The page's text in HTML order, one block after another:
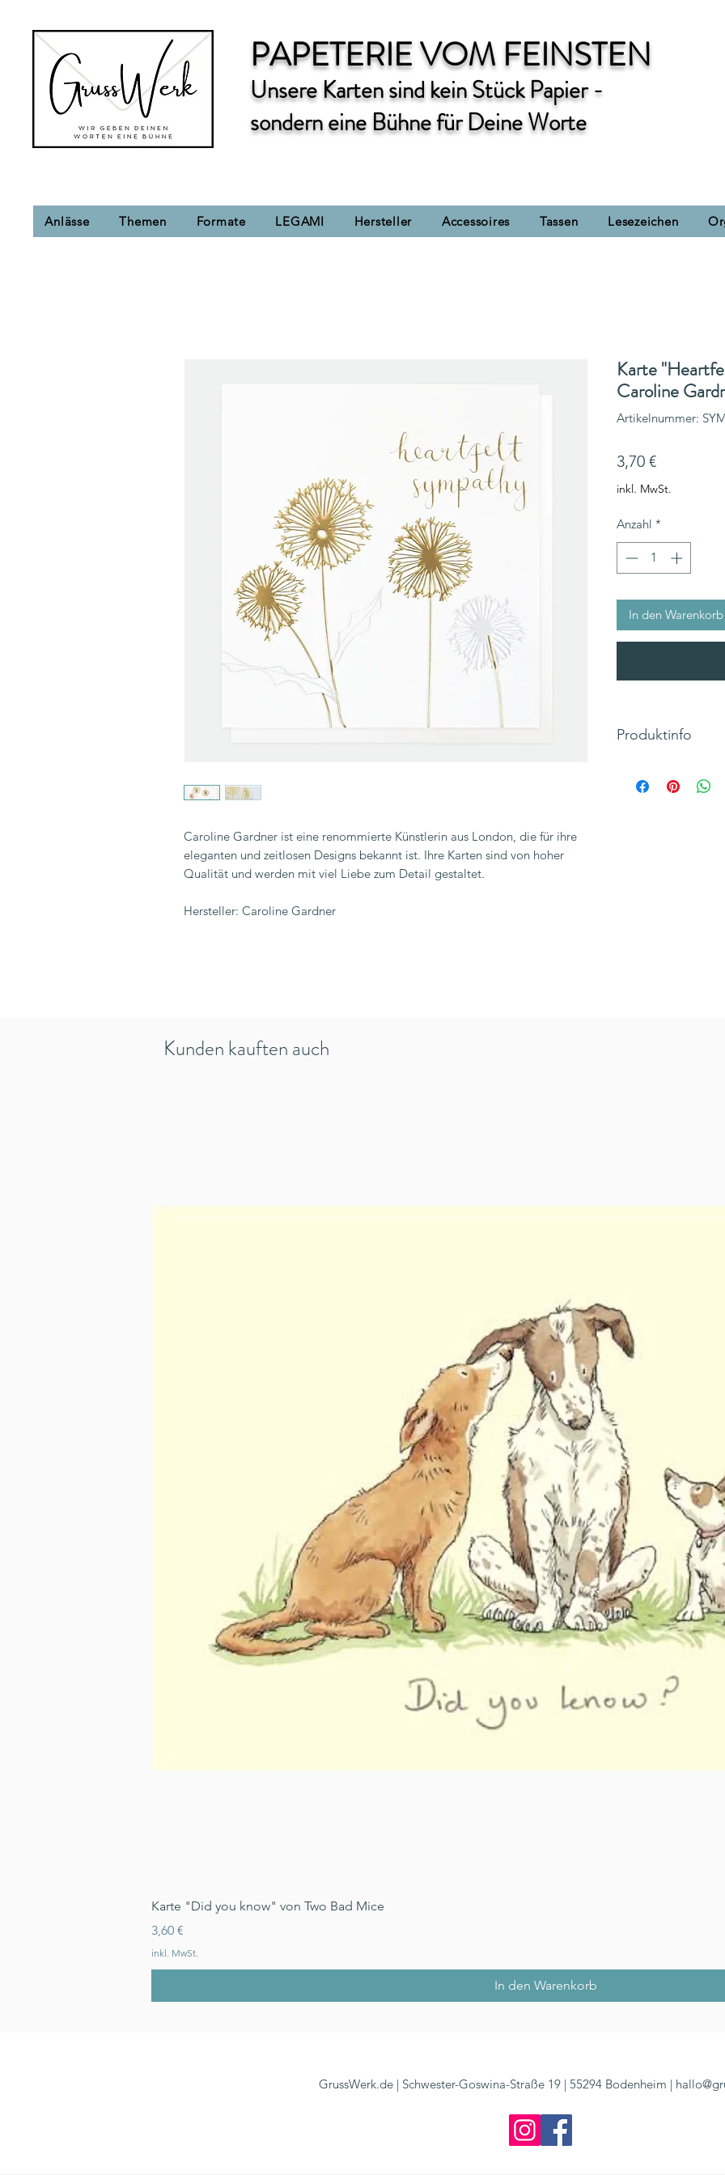
PAPETERIE VOM FEINSTEN
Unsere Karten sind kein Stück Papier -
sondern eine Bühne für Deine Worte
Anlässe Themen Formate LEGAMI Hersteller Accessoires Tassen Lesezeichen
Caroline Gardner ist eine renommierte Künstlerin aus London, die für ihre
eleganten und zeitlosen Designs bekannt ist. Ihre Karten sind von hoher
Qualität und werden mit viel Liebe zum Detail gestaltet.
Hersteller: Caroline Gardner
Karte
Caroline
Artikelnummer:
3,70 €Preis
inkl. MwSt.
Anzahl *
In den Warenkorb
Produktinfo
Klappkarte,
Kunden kauften auch
Karte "Did you know" von Two Bad Mice
Preis
3,60 €
inkl. MwSt.
In den Warenkorb
GrussWerk.de | Schwester-Goswina-Straße 19 | 55294 Bodenheim |